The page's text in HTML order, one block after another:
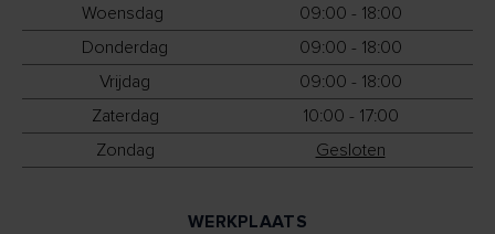
Woensdag
09:00 - 18:00
Donderdag
09:00 - 18:00
Vrijdag
09:00 - 18:00
Zaterdag
10:00 - 17:00
Zondag
Gesloten
WERKPLAATS